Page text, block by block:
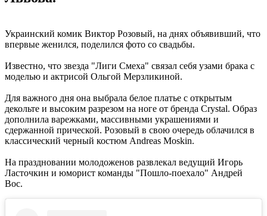
Украинский комик Виктор Розовый, на днях объявивший, что
впервые женился, поделился фото со свадьбы.
Известно, что звезда "Лиги Смеха" связал себя узами брака с
моделью и актрисой Ольгой Мерзликиной.
Для важного дня она выбрала белое платье с открытым
декольте и высоким разрезом на ноге от бренда Crystal. Образ
дополнила варежками, массивными украшениями и
сдержанной прической. Розовый в свою очередь облачился в
классический черный костюм Andreas Moskin.
На праздновании молодоженов развлекал ведущий Игорь
Ласточкин и юморист команды "Пошло-поехало" Андрей
Вос.